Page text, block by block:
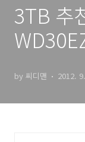
3TB 추
by 씨디맨 2012.